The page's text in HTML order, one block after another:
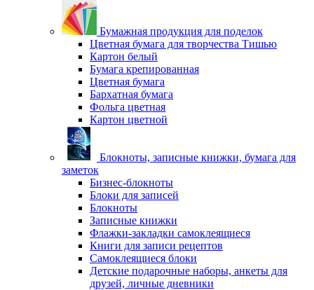
Бумажная продукция для поделок
Цветная бумага для творчества Тишью
Картон белый
Бумага крепированная
Цветная бумага
Бархатная бумага
Фольга цветная
Картон цветной
Блокноты, записные книжки, бумага для
заметок
Бизнес-блокноты
Блоки для записей
Блокноты
Записные книжки
Флажки-закладки самоклеящиеся
Книги для записи рецептов
Самоклеящиеся блоки
Детские подарочные наборы, анкеты для
друзей, личные дневники